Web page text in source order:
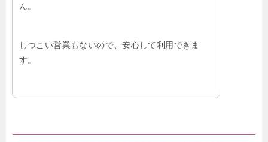
ん。
しつこい営業もないので、安心して利用できま
す。